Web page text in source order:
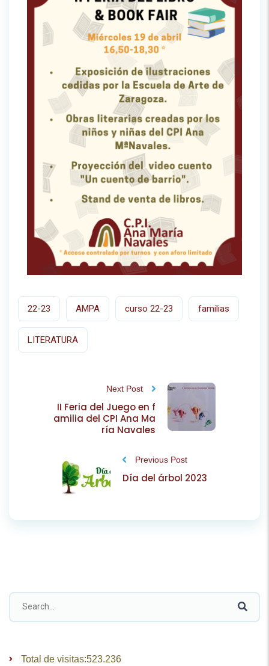
22-23 AMPA curso 22-23 familias
LITERATURA
Previous Post
Día del árbol 2023
Next Post
II Feria del Juego en f
amilia del CPI Ana Ma
ría Navales
Total de visitas:523.236